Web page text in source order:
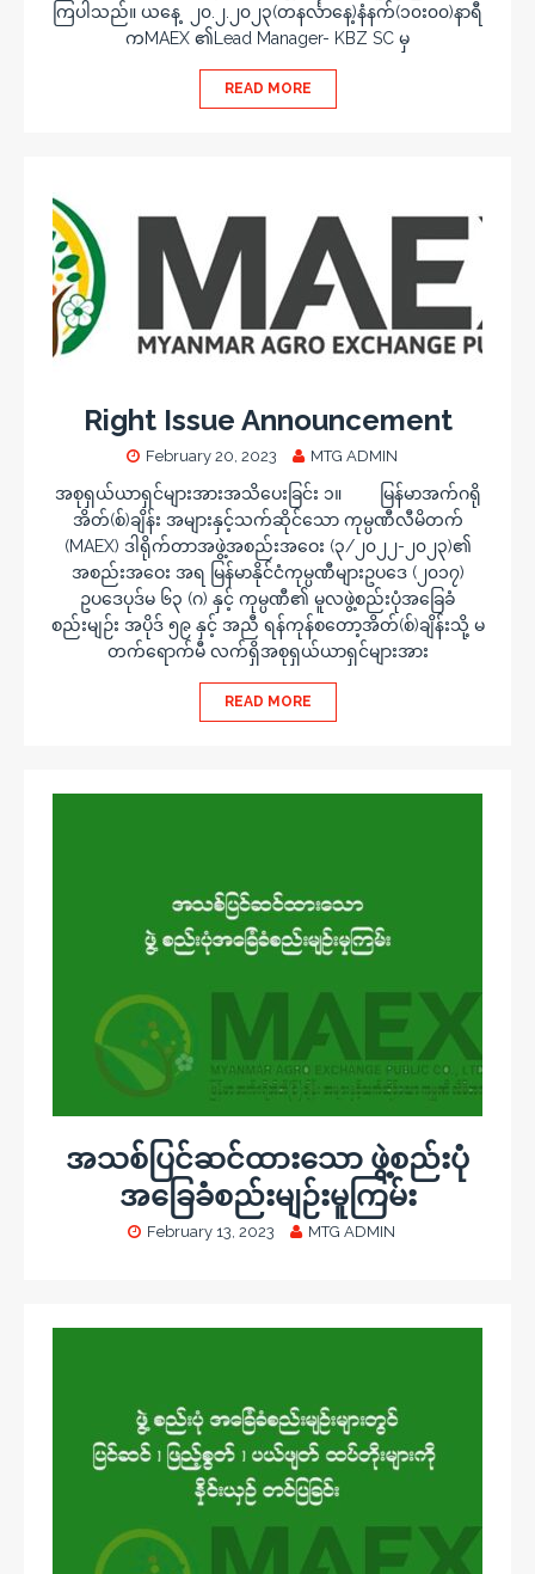
ကြပါသည်။ ယနေ့ ၂၀.၂.၂၀၂၃(တနင်္လာနေ့)နံနက်(၁၀း၀၀)နာရီ
ကMAEX ၏Lead Manager- KBZ SC မှ
READ MORE
Right Issue Announcement
February 20, 2023 MTG ADMIN
အစုရှယ်ယာရှင်များအားအသိပေးခြင်း ၁။ မြန်မာအက်ဂရို
အိတ်(စ်)ချိန်း အများနှင့်သက်ဆိုင်သော ကုမ္ပဏီလီမိတက်
(MAEX) ဒါရိုက်တာအဖွဲ့အစည်းအဝေး (၃/၂၀၂၂-၂၀၂၃)၏
အစည်းအဝေး အရ မြန်မာနိုင်ငံကုမ္ပဏီများဥပဒေ (၂၀၁၇)
ဥပဒေပုဒ်မ ၆၃ (ဂ) နှင့် ကုမ္ပဏီ၏ မူလဖွဲ့စည်းပုံအခြေခံ
စည်းမျဉ်း အပိုဒ် ၅၉ နှင့် အညီ ရန်ကုန်စတော့အိတ်(စ်)ချိန်းသို့ မ
တက်ရောက်မီ လက်ရှိအစုရှယ်ယာရှင်များအား
READ MORE
အသစ်ပြင်ဆင်ထားသော ဖွဲ့စည်းပုံ
အခြေခံစည်းမျဉ်းမူကြမ်း
February 13, 2023 MTG ADMIN